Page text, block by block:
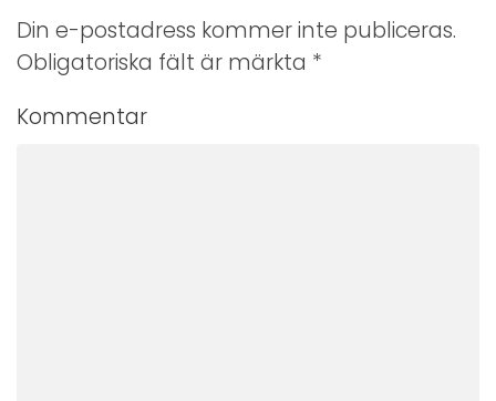
Din e-postadress kommer inte publiceras.
Obligatoriska fält är märkta *
Kommentar